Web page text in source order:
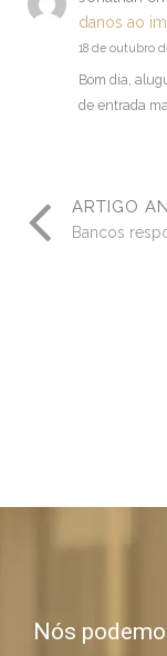
danos ao
18 de outubro
Bom dia,
de entrada
ARTIGO
Bancos
Nós